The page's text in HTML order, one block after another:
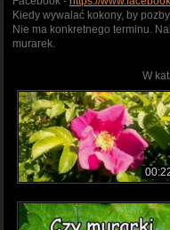
Kiedy wywalać kokony, by
Nie ma konkretnego terminu.
murarek.
W